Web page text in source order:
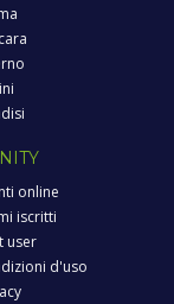
online
iscritti
user
d'uso